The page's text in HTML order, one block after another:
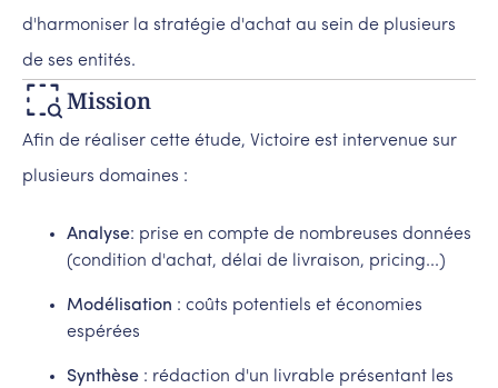
d'harmoniser la stratégie d'achat au sein de plusieurs
de ses entités.
Mission
Afin de réaliser cette étude, Victoire est intervenue sur
plusieurs domaines :
Analyse: prise en compte de nombreuses données
(condition d'achat, délai de livraison, pricing...)
Modélisation : coûts potentiels et économies
espérées
Synthèse : rédaction d'un livrable présentant les